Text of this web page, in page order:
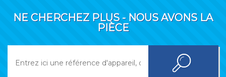
NE CHERCHEZ PLUS - NOUS AVONS LA
PIÈCE